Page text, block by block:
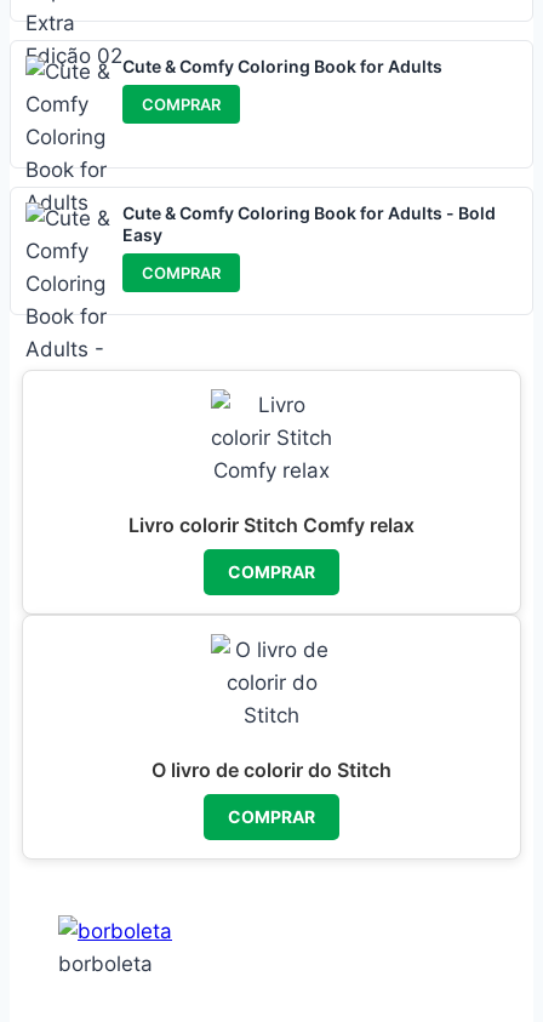
Cute & Comfy Coloring Book for Adults
COMPRAR
Cute & Comfy Coloring Book for Adults - Bold
Easy
COMPRAR
Livro colorir Stitch Comfy relax
COMPRAR
O livro de colorir do Stitch
COMPRAR
borboleta